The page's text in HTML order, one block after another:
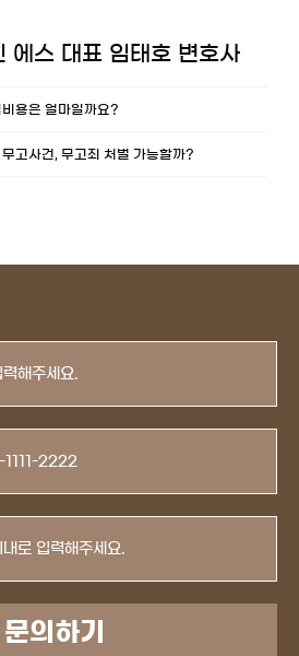
에스 대표 임태호 변호사
용은 얼마일까요?
고사건, 무고죄 처벌 가능할까?